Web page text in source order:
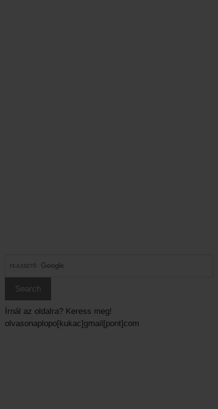
Írnál az oldalra? Keress meg!
olvasonaplopo[kukac]gmail[pont]com